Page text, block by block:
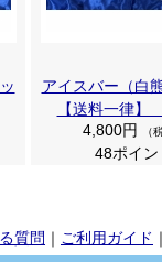
アイスバー（白
【送料一律
4,800円
（
48ポイン
質問 ｜ ご利用ガイド ｜